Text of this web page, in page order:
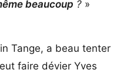
beaucoup ? »
Tange, a beau tenter
faire dévier Yves